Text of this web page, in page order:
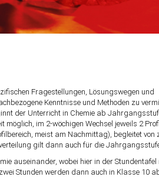
Fragestellungen, Lösungswegen und
Kenntnisse und Methoden zu
der Unterricht in Chemie ab
möglich, im 2-wöchigen Wechsel jeweils 2
meist am Nachmittag), begleitet von
gilt dann auch für die
auseinander, wobei hier in der Stundentafel
Stunden werden dann auch in Klasse 10